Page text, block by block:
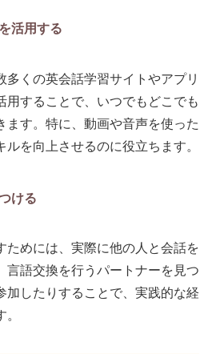
活用する
多くの英会話学習サイトやアプリ
用することで、いつでもどこでも
ます。特に、動画や音声を使った
を向上させるのに役立ちます。
ける
ためには、実際に他の人と会話を
言語交換を行うパートナーを見つ
加したりすることで、実践的な経